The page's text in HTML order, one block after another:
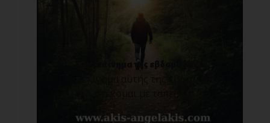
Στο ξεκίνημα της εβδομάδας...
Στο ξεκίνημα αυτής της εβδομάδας,